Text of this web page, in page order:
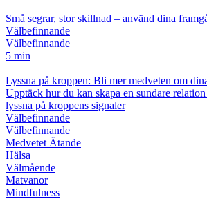
Små segrar, stor skillnad – använd dina
Välbefinnande
Välbefinnande
5 min
Lyssna på kroppen: Bli mer medveten om
Upptäck hur du kan skapa en sundare
lyssna på kroppens signaler
Välbefinnande
Välbefinnande
Medvetet Ätande
Hälsa
Välmående
Matvanor
Mindfulness